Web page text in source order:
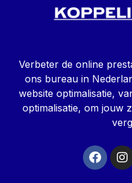
Verbeter de online
ons bureau in
website optimalisatie,
optimalisatie, om jouw